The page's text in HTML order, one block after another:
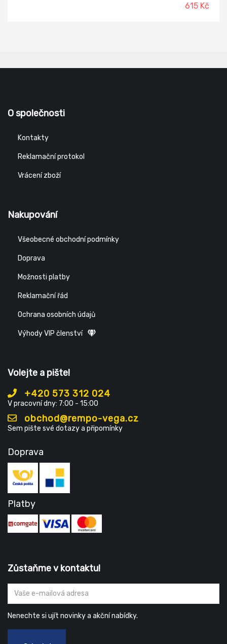
615 Kč
O společnosti
Kontakty
Reklamační protokol
Vrácení zboží
Nakupování
Všeobecné obchodní podmínky
Doprava
Možnosti platby
Reklamační řád
Ochrana osobních údajů
Výhody VIP členství
Volejte a pište!
+420 573 312 024
V pracovní dny: 7:00 - 15:00
obchod@rempo-vega.cz
Sem pište své dotazy a připomínky
Doprava
Platby
Zůstaňme v kontaktu!
Nenechte si ujít novinky a akční nabídky.